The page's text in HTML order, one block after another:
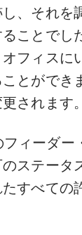
、それ
ことで
フィス
とがで
されます。
ィーダ
ステー
すべての